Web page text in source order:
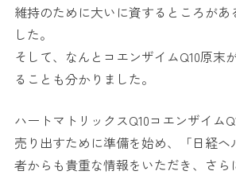
維持のために大いに資するところがあ
した。
そして、なんとコエンザイムQ10原末
ることも分かりました。
ハートマトリックスQ10コエンザイム
売り出すために準備を始め、「日経ヘ
者からも貴重な情報をいただき、さら